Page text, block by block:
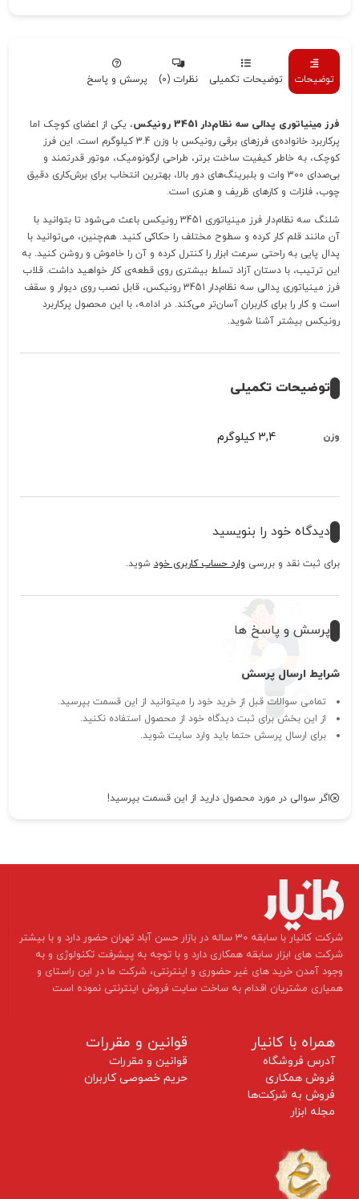
توضیحات توضیحات تکمیلی نظرات (0) پرسش و پاسخ
فرز مینیاتوری پدالی سه نظام‌دار 3451 رونیکس
، یکی از اعضای کوچک اما
پرکاربرد خانواده‌ی فرزهای برقی رونیکس با وزن 3.4 کیلوگرم است. این فرز
کوچک، به خاطر کیفیت ساخت برتر، طراحی ارگونومیک، موتور قدرتمند و
بی‌صدای 300 وات و بلبرینگ‌های دور بالا، بهترین انتخاب برای برش‌کاری دقیق
چوب، فلزات و کارهای ظریف و هنری است.
شلنگ سه ‌نظام‌دار فرز مینیاتوری 3451 رونیکس باعث می‌شود تا بتوانید با
آن مانند قلم کار کرده و سطوح مختلف را حکاکی کنید. هم‌چنین، می‌توانید با
پدال پایی به راحتی سرعت ابزار را کنترل کرده و آن را خاموش و روشن کنید. به
این ترتیب، با دستان آزاد تسلط بیشتری روی قطعه‌ی کار خواهید داشت. قلاب
فرز مینیاتوری پدالی سه ‌نظام‌دار 3451 رونیکس، قابل نصب روی دیوار و سقف
است و کار را برای کاربران آسان‌تر می‌کند. در ادامه، با این محصول پرکاربرد
رونیکس بیشتر آشنا شوید.
توضیحات تکمیلی
وزن 3,4 کیلوگرم
دیدگاه خود را بنویسید
برای ثبت نقد و بررسی وارد حساب کاربری خود شوید.
پرسش و پاسخ ها
شرایط ارسال پرسش
تمامی سوالات قبل از خرید خود را میتوانید از این قسمت بپرسید.
از این بخش برای ثبت دیدگاه خود از محصول استفاده نکنید.
برای ارسال پرسش حتما باید وارد سایت شوید.
اگر سوالی در مورد محصول دارید از این قسمت بپرسید!
​شرکت کانیار با سابقه 30 ساله در بازار حسن آباد تهران حضور دارد و با بیشتر
شرکت های ابزار سابقه همکاری دارد و با توجه به پیشرفت تکنولوژی و به
وجود آمدن خرید های غیر حضوری و اینترنتی، شرکت ما در این راستای و
همیاری مشتریان اقدام به ساخت سایت فروش اینترنتی نموده است ​​​​​​​
همراه با کانیار
آدرس فروشگاه
فروش همکاری
فروش به شرکت‌ها
مجله ابزار
قوانین و مقررات
قوانین و مقررات
حریم خصوصی کاربران